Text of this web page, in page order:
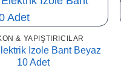
& YAPIŞTIRICILAR
Izole Bant Beyaz
10 Adet